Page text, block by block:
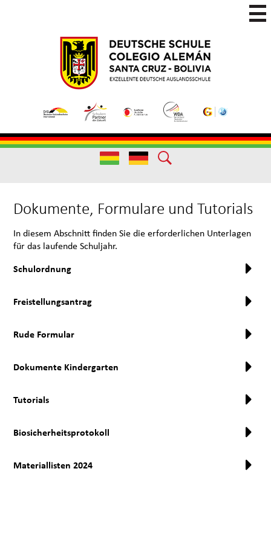
to
main
content
Colegio
Santa
Cruz
(German)
Colegio
de
Excelencia
Useful
Links
Useful
Dokumente, Formulare und Tutorials
In diesem Abschnitt finden Sie die erforderlichen Unterlagen
für das laufende Schuljahr.
Schulordnung
Freistellungsantrag
Rude Formular
Dokumente Kindergarten
Tutorials
Biosicherheitsprotokoll
Materiallisten 2024